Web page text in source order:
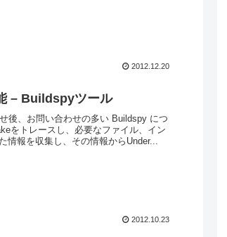
2012.12.20
– Buildspyツール
後、お問い合わせの多い Buildspy につ
をトレースし、必要なファイル、イン
情報を収集し、その情報からUnder...
2012.10.23